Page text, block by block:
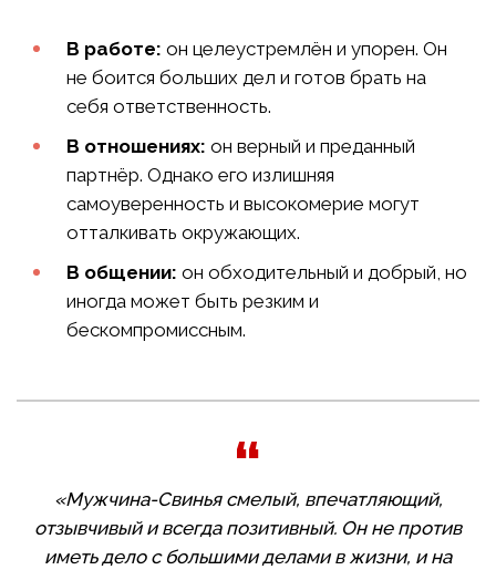
В работе: он целеустремлён и упорен. Он
не боится больших дел и готов брать на
себя ответственность.
В отношениях: он верный и преданный
партнёр. Однако его излишняя
самоуверенность и высокомерие могут
отталкивать окружающих.
В общении: он обходительный и добрый, но
иногда может быть резким и
бескомпромиссным.
«Мужчина-Свинья смелый, впечатляющий,
отзывчивый и всегда позитивный. Он не против
иметь дело с большими делами в жизни, и на